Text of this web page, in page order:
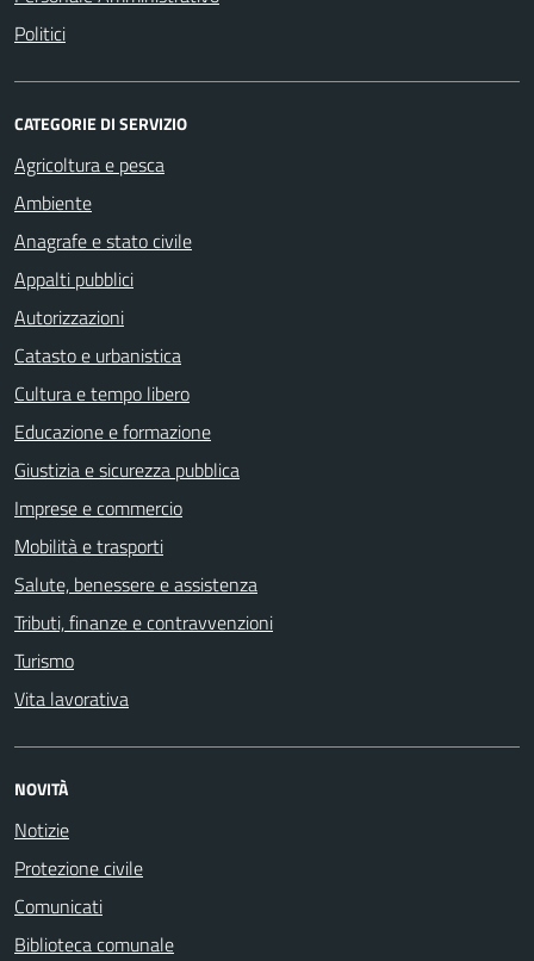
Politici
CATEGORIE DI SERVIZIO
Agricoltura e pesca
Ambiente
Anagrafe e stato civile
Appalti pubblici
Autorizzazioni
Catasto e urbanistica
Cultura e tempo libero
Educazione e formazione
Giustizia e sicurezza pubblica
Imprese e commercio
Mobilità e trasporti
Salute, benessere e assistenza
Tributi, finanze e contravvenzioni
Turismo
Vita lavorativa
NOVITÀ
Notizie
Protezione civile
Comunicati
Biblioteca comunale